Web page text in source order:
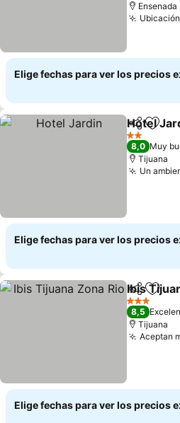
Ensenada
Elige fechas para ver los precios
Compartir
Hotel
2 Estrellas
8,0 Muy
Tijuana
Un
Elige fechas para ver los precios
Compartir
Ibis
3 Estrellas
8,5
Tijuana
Aceptan
Elige fechas para ver los precios